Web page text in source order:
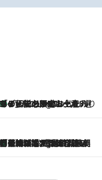
お気に入りリスト4 Hours Ago
あの伝説の限定トートも！ リニューアルした「ディーン＆デルーカ ハワイ」で必須のお土産8選
薫 美容脳ルネサンス
4 Hours Ago
「荷物が増えるほど旅ストレスは増す」美容ジャーナリストがたどり着いた最終結論。“化粧品を劇的に減らす”感動の凝縮美容とは